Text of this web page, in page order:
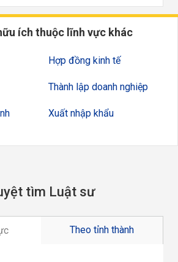
ích thuộc lĩnh vực khác
Hợp đồng kinh tế
Thành lập doanh nghiệp
Xuất nhập khẩu
tìm Luật sư
Theo tỉnh thành